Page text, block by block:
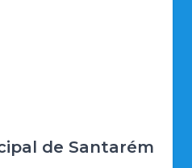
de Santarém